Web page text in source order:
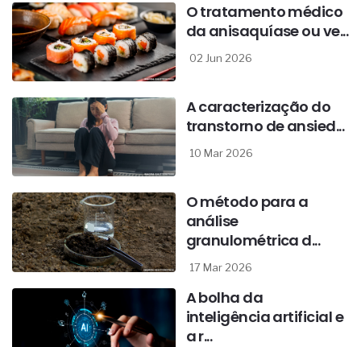
O tratamento médico
da anisaquíase ou ve...
02 Jun 2026
A caracterização do
transtorno de ansied...
10 Mar 2026
O método para a
análise
granulométrica d...
17 Mar 2026
A bolha da
inteligência artificial e
a r...